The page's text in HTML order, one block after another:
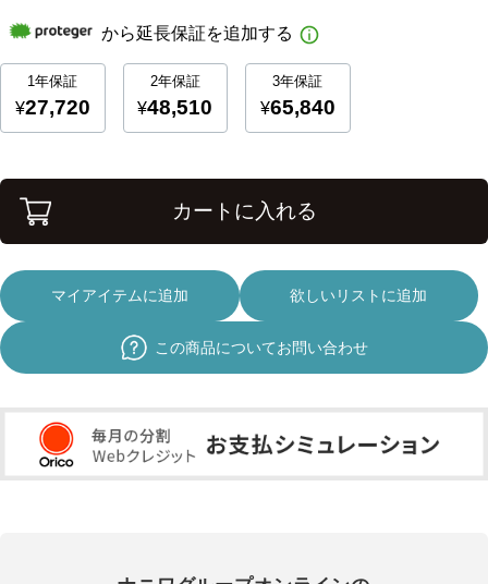
カートに入れる
マイアイテムに追加 欲しいリストに追加
この商品についてお問い合わせ